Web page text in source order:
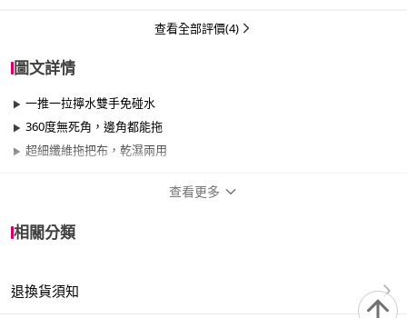
查看全部評價(4)
圖文詳情
一推一拉擰水雙手免碰水
360度無死角，邊角都能拖
超細纖維拖把布，乾濕兩用
適用於 臥室、客廳、浴室、廚房、陽台、餐廳、室內
查看更多
相關分類
退換貨須知